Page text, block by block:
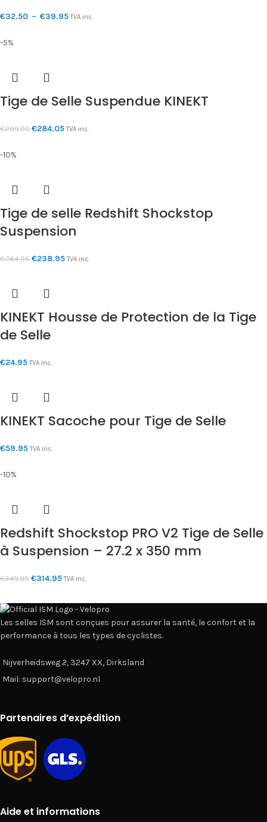
€32.50 – €39.95TVA inc.
-5%
Tige de Selle Suspendue KINEKT
€299.00 €284.05TVA inc.
-10%
Tige de selle Redshift Shockstop
Suspension
€264.95 €238.95TVA inc.
KINEKT Housse de Protection de la Tige
de Selle
€24.95TVA inc.
KINEKT Sacoche pour Tige de Selle
€59.95TVA inc.
-10%
Redshift Shockstop PRO V2 Tige de Selle
à Suspension – 27.2 x 350 mm
€349.95 €314.95TVA inc.
Les selles ISM sont conçues pour assurer la santé, le confort et la
performance à tous les types de cyclistes.
Nijverheidsweg 2, 3247 XX, Dirksland
Mail: support@velopro.nl
Partenaires d’expédition
Aide et informations